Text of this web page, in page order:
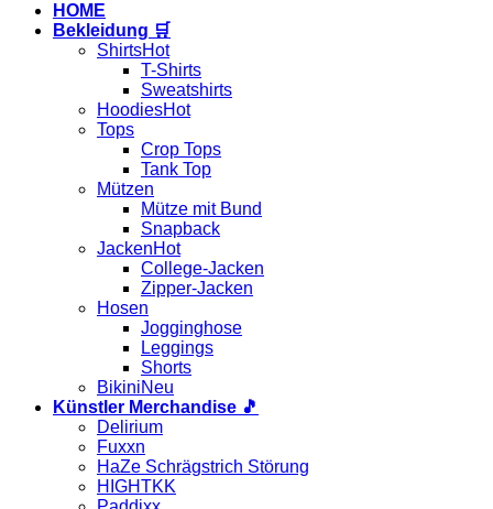
HOME
Bekleidung 🛒
Shirts
T-Shirts
Sweatshirts
Hoodies
Tops
Crop Tops
Tank Top
Mützen
Mütze mit Bund
Snapback
Jacken
College-Jacken
Zipper-Jacken
Hosen
Jogginghose
Leggings
Shorts
Bikini
Künstler Merchandise 🎵
Delirium
Fuxxn
HaZe Schrägstrich Störung
HIGHTKK